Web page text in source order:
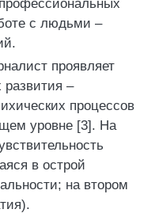
с людьми –
проявляет
развития –
процессов
уровне [3]. На
в острой
на втором